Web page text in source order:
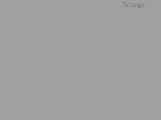
Anzeige